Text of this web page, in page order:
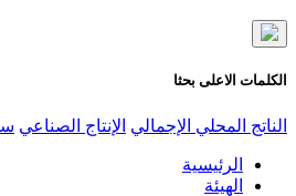
الكلمات الاعلى بحثا
الناتج المحلي الإجمالي الإنتاج الصناعي
الرئيسية
الهيئة